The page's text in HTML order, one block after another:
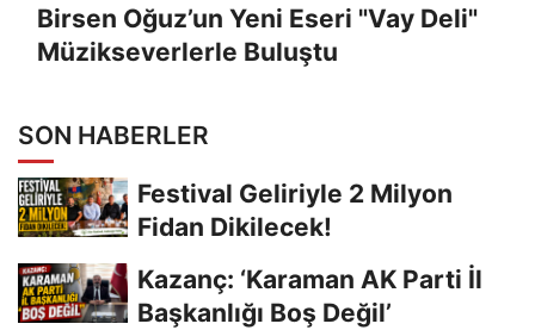
Birsen Oğuz’un Yeni Eseri "Vay Deli"
Müzikseverlerle Buluştu
SON HABERLER
Festival Geliriyle 2 Milyon
Fidan Dikilecek!
Kazanç: ‘Karaman AK Parti İl
Başkanlığı Boş Değil’